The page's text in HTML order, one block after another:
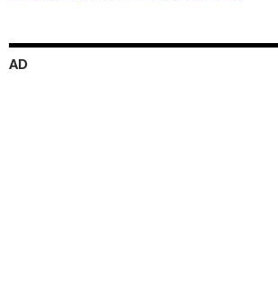
AD